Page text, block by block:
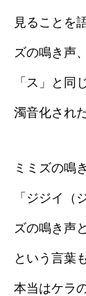
見ることを
ズの鳴き声
「ス」と同
濁音化され
ミミズの鳴
「ジジイ（
ズの鳴き声
という言葉
本当はケラ